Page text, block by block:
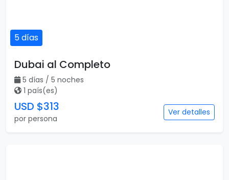
5 días
Dubai al Completo
5 días / 5 noches
1 país(es)
USD $313
por persona
Ver detalles